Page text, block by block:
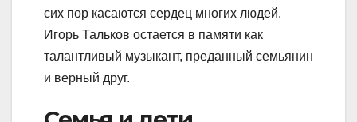
сих пор касаются сердец многих людей.
Игорь Тальков остается в памяти как
талантливый музыкант, преданный семьянин
и верный друг.